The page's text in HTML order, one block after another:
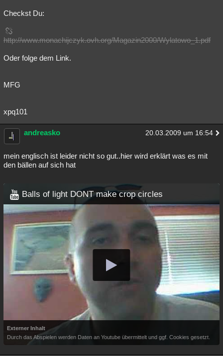
Checkst Du:
http://www.monachijczyk.ovh.org/Magazin2000/Wylatowo_1.pdf
Oder folge dem Link.
MFG
xpq101
andreasko 20.03.2009 um 16:54
mein englisch ist leider nicht so gut..hier wird erklärt was es mit
den bällen auf sich hat
Balls of light DONT make crop circles
Externer Inhalt
Durch das Abspielen werden Daten an Youtube übermittelt und ggf. Cookies gesetzt.